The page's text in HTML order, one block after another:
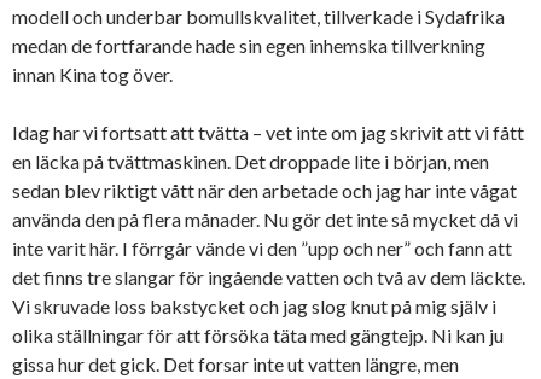
modell och underbar bomullskvalitet, tillverkade i Sydafrika
medan de fortfarande hade sin egen inhemska tillverkning
innan Kina tog över.
Idag har vi fortsatt att tvätta – vet inte om jag skrivit att vi fått
en läcka på tvättmaskinen. Det droppade lite i början, men
sedan blev riktigt vått när den arbetade och jag har inte vågat
använda den på flera månader. Nu gör det inte så mycket då vi
inte varit här. I förrgår vände vi den ”upp och ner” och fann att
det finns tre slangar för ingående vatten och två av dem läckte.
Vi skruvade loss bakstycket och jag slog knut på mig själv i
olika ställningar för att försöka täta med gängtejp. Ni kan ju
gissa hur det gick. Det forsar inte ut vatten längre, men